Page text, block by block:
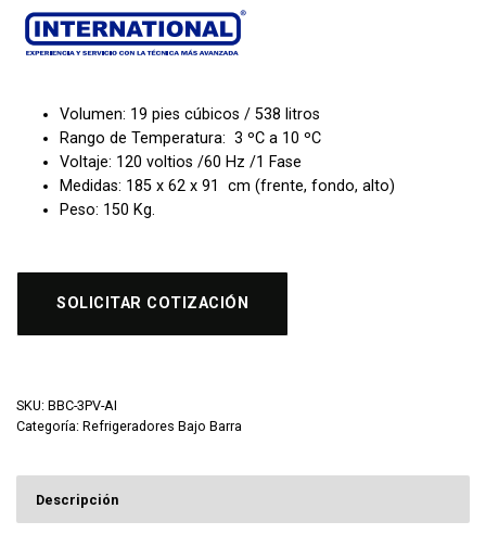
Volumen: 19 pies cúbicos / 538 litros
Rango de Temperatura: 3 ºC a 10 ºC
Voltaje: 120 voltios /60 Hz /1 Fase
Medidas: 185 x 62 x 91 cm (frente, fondo, alto)
Peso: 150 Kg.
SOLICITAR COTIZACIÓN
SKU: BBC-3PV-AI
Categoría: Refrigeradores Bajo Barra
Descripción